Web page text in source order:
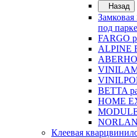
Назад
под
FARGO
ALPINE
VINILAM
BETTA
HOME
Клеевая